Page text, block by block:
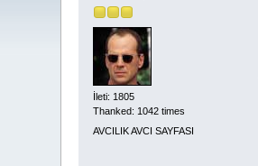
İleti: 1805
Thanked: 1042 times
AVCILIK AVCI SAYFASI